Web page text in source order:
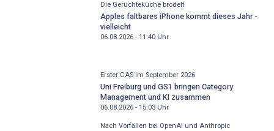
Die Gerüchteküche brodelt
Apples faltbares iPhone kommt dieses Jahr -
vielleicht
06.08.2026 - 11:40Uhr
Erster CAS im September 2026
Uni Freiburg und GS1 bringen Category
Management und KI zusammen
06.08.2026 - 15:03Uhr
Nach Vorfällen bei OpenAI und Anthropic